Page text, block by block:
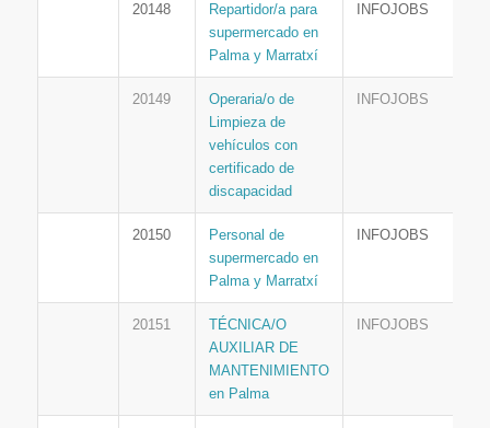
20148
Repartidor/a para
supermercado en
Palma y Marratxí
INFOJOBS
20149
Operaria/o de
Limpieza de
vehículos con
certificado de
discapacidad
INFOJOBS
20150
Personal de
supermercado en
Palma y Marratxí
INFOJOBS
20151
TÉCNICA/O
AUXILIAR DE
MANTENIMIENTO
en Palma
INFOJOBS